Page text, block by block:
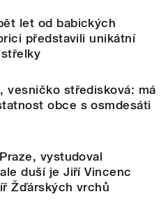
let od babických
představili unikátní
vesničko středisková: má
obce s osmdesáti
vystudoval
duší je Jiří Vincenc
Žďárských vrchů